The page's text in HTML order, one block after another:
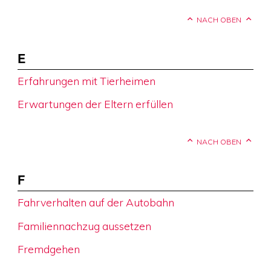
NACH OBEN
E
Erfahrungen mit Tierheimen
Erwartungen der Eltern erfüllen
NACH OBEN
F
Fahrverhalten auf der Autobahn
Familiennachzug aussetzen
Fremdgehen